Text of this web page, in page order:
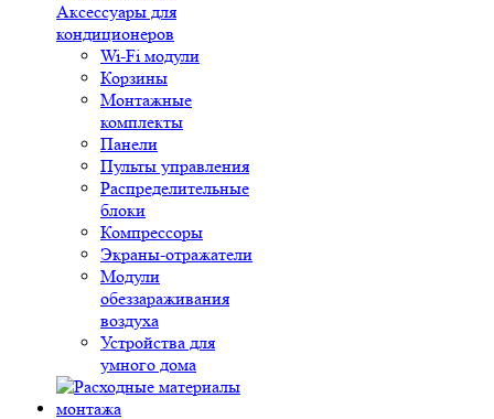
Аксессуары для
кондиционеров
Wi-Fi модули
Корзины
Монтажные
комплекты
Панели
Пульты управления
Распределительные
блоки
Компрессоры
Экраны-отражатели
Модули
обеззараживания
воздуха
Устройства для
умного дома